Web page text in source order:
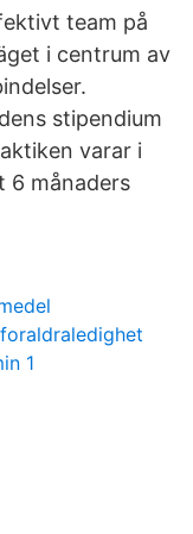
team på
i centrum av
stipendium
varar i
6 månaders
1